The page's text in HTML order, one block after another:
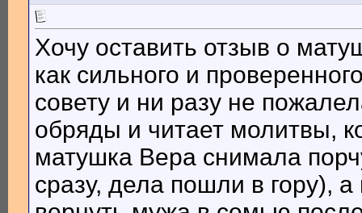
Хочу оставить отзыв о
как сильного и
совету и ни разу не
обряды и читает молитвы,
матушка Вера снимала
сразу, дела пошли в гору),